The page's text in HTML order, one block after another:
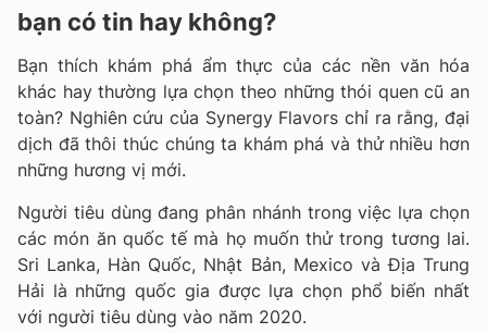
bạn có tin hay không?
Bạn thích khám phá ẩm thực của các nền văn hóa
khác hay thường lựa chọn theo những thói quen cũ an
toàn? Nghiên cứu của Synergy Flavors chỉ ra rằng, đại
dịch đã thôi thúc chúng ta khám phá và thử nhiều hơn
những hương vị mới.
Người tiêu dùng đang phân nhánh trong việc lựa chọn
các món ăn quốc tế mà họ muốn thử trong tương lai.
Sri Lanka, Hàn Quốc, Nhật Bản, Mexico và Địa Trung
Hải là những quốc gia được lựa chọn phổ biến nhất
với người tiêu dùng vào năm 2020.